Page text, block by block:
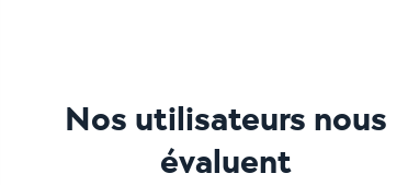
Nos utilisateurs nous
évaluent